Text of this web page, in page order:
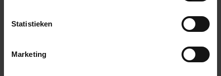
Statistieken
Marketing